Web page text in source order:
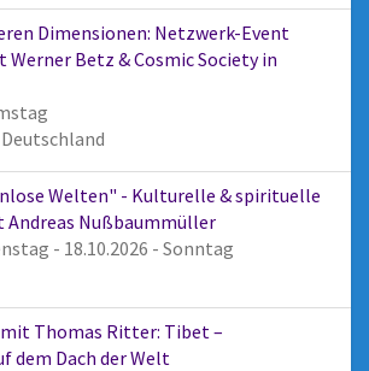
Dimensionen: Netzwerk-Event
Betz & Cosmic Society in
Welten" - Kulturelle & spirituelle
Nußbaummüller
- 18.10.2026 - Sonntag
Thomas Ritter: Tibet –
dem Dach der Welt